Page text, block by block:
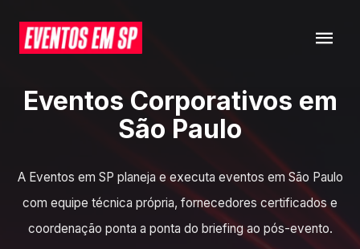
Eventos Corporativos em
São Paulo
A Eventos em SP planeja e executa eventos em São Paulo
com equipe técnica própria, fornecedores certificados e
coordenação ponta a ponta do briefing ao pós-evento.